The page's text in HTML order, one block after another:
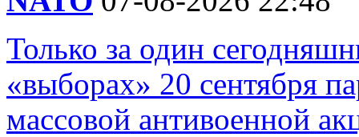
Только за один
«выборах» 20 сентября
массовой антивоенной